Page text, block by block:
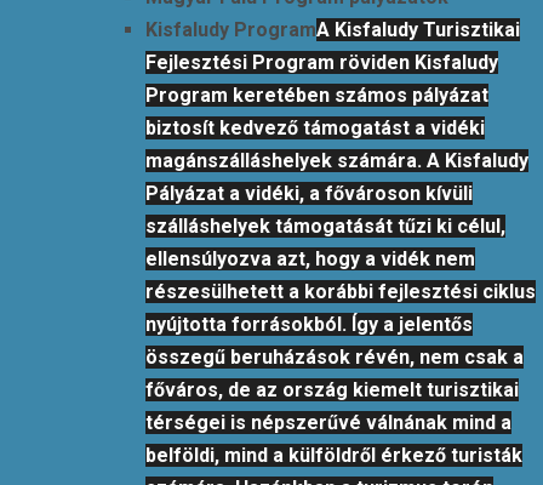
Kisfaludy ProgramA Kisfaludy Turisztikai
Fejlesztési Program röviden Kisfaludy
Program keretében számos pályázat
biztosít kedvező támogatást a vidéki
magánszálláshelyek számára. A Kisfaludy
Pályázat a vidéki, a fővároson kívüli
szálláshelyek támogatását tűzi ki célul,
ellensúlyozva azt, hogy a vidék nem
részesülhetett a korábbi fejlesztési ciklus
nyújtotta forrásokból. Így a jelentős
összegű beruházások révén, nem csak a
főváros, de az ország kiemelt turisztikai
térségei is népszerűvé válnának mind a
belföldi, mind a külföldről érkező turisták